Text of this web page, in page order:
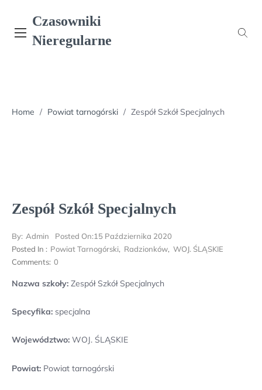
content
Czasowniki
Nieregularne
Home / Powiat tarnogórski / Zespół Szkół Specjalnych
Zespół Szkół Specjalnych
By: Admin Posted On:15 Października 2020
Posted In : Powiat Tarnogórski, Radzionków, WOJ. ŚLĄSKIE
Comments: 0
Nazwa szkoły: Zespół Szkół Specjalnych
Specyfika: specjalna
Województwo: WOJ. ŚLĄSKIE
Powiat: Powiat tarnogórski